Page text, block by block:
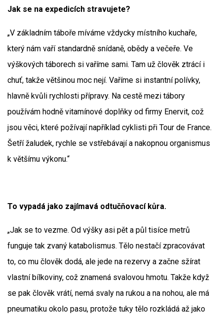
Jak se na expedicích stravujete?
„V základním táboře míváme vždycky místního kuchaře,
který nám vaří standardně snídaně, obědy a večeře. Ve
výškových táborech si vaříme sami. Tam už člověk ztrácí i
chuť, takže většinou moc nejí. Vaříme si instantní polívky,
hlavně kvůli rychlosti přípravy. Na cestě mezi tábory
používám hodně vitamínové doplňky od firmy Enervit, což
jsou věci, které požívají například cyklisti při Tour de France.
Šetří žaludek, rychle se vstřebávají a nakopnou organismus
k většímu výkonu.“
To vypadá jako zajímavá odtučňovací kůra.
„Jak se to vezme. Od výšky asi pět a půl tisíce metrů
funguje tak zvaný katabolismus. Tělo nestačí zpracovávat
to, co mu člověk dodá, ale jede na rezervy a začne sžírat
vlastní bílkoviny, což znamená svalovou hmotu. Takže když
se pak člověk vrátí, nemá svaly na rukou a na nohou, ale má
pneumatiku okolo pasu, protože tuky tělo rozkládá až jako